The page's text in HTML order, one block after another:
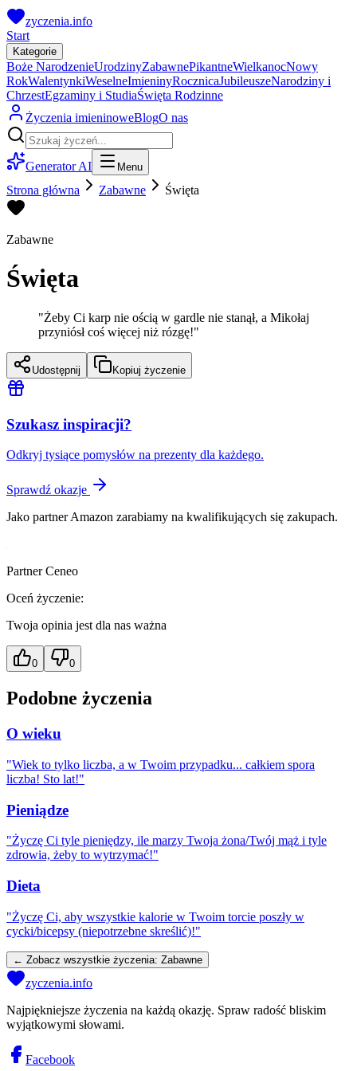
zyczenia.info
Start
Kategorie
Boże NarodzenieUrodzinyZabawnePikantneWielkanocNowy
RokWalentynkiWeselneImieninyRocznicaJubileuszeNarodziny i
ChrzestEgzaminy i StudiaŚwięta Rodzinne
Życzenia imieninoweBlogO nas
Generator AI Menu
Strona główna Zabawne Święta
Zabawne
Święta
"Żeby Ci karp nie ością w gardle nie stanął, a Mikołaj
przyniósł coś więcej niż rózgę!"
Udostępnij Kopiuj życzenie
Szukasz inspiracji?
Odkryj tysiące pomysłów na prezenty dla każdego.
Sprawdź okazje
Jako partner Amazon zarabiamy na kwalifikujących się zakupach.
Partner Ceneo
Oceń życzenie:
Twoja opinia jest dla nas ważna
0 0
Podobne życzenia
O wieku
"Wiek to tylko liczba, a w Twoim przypadku... całkiem spora
liczba! Sto lat!"
Pieniądze
"Życzę Ci tyle pieniędzy, ile marzy Twoja żona/Twój mąż i tyle
zdrowia, żeby to wytrzymać!"
Dieta
"Życzę Ci, aby wszystkie kalorie w Twoim torcie poszły w
cycki/bicepsy (niepotrzebne skreślić)!"
← Zobacz wszystkie życzenia: Zabawne
zyczenia.info
Najpiękniejsze życzenia na każdą okazję. Spraw radość bliskim
wyjątkowymi słowami.
Facebook